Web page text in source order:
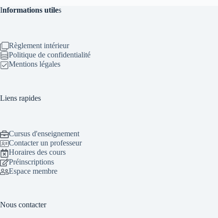
Informations utiles
Règlement intérieur
Politique de confidentialité
Mentions légales
Liens rapides
Cursus d'enseignement
Contacter un professeur
Horaires des cours
Préinscriptions
Espace membre
Nous contacter